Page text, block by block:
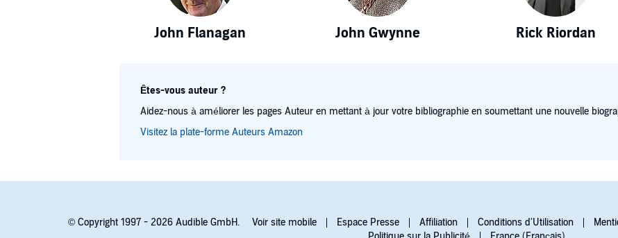
John Flanagan John Gwynne Rick Riordan
Êtes-vous auteur ?
Aidez-nous à améliorer les pages Auteur en mettant à jour votre bibliographie en soumettant une nouvelle
Visitez la plate-forme Auteurs Amazon
© Copyright 1997 - 2026 Audible GmbH. Voir site mobile Espace Presse Affiliation Conditions d'Utilisation